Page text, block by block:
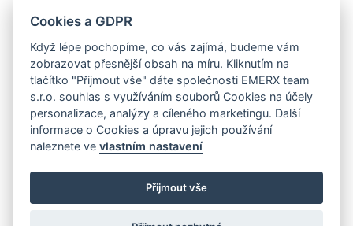
Cookies a GDPR
Když lépe pochopíme, co vás zajímá, budeme vám
zobrazovat přesnější obsah na míru. Kliknutím na
tlačítko "Přijmout vše" dáte společnosti EMERX team
s.r.o. souhlas s využíváním souborů Cookies na účely
personalizace, analýzy a cíleného marketingu. Další
informace o Cookies a úpravu jejich používání
naleznete vevlastním nastavení
Přijmout vše